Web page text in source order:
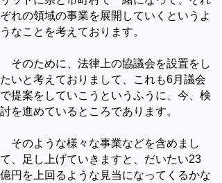
ぞれの領域の事業を展開していくというよ
うなことを考えております。
そのために、法律上の協議会を設置をし
たいと考えておりまして、これも6月議会
で提案をしていこうというふうに、今、検
討を進めているところであります。
そのような様々な事業などを含めまし
て、足し上げていきますと、だいたい23
億円を上回るような見当になってくるかな